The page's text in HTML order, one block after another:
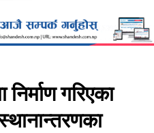
निर्माण गरिएका